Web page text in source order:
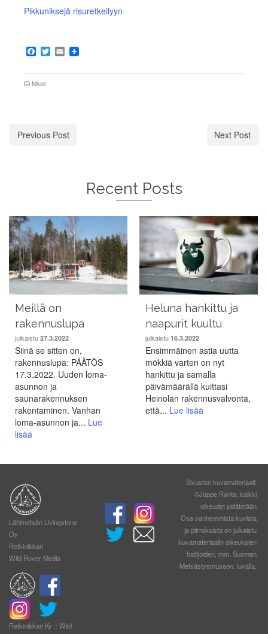
Pikkuniksejä risuretkeilyyn
Facebook
Twitter
Email
Niksit
Previous Post Next Post
Recent Posts
Meillä on
rakennuslupa
julkaistu 27.3.2022
Siinä se sitten on,
rakennuslupa: PÄÄTÖS
17.3.2022. Uuden loma-
asunnon ja
saunarakennuksen
rakentaminen. Vanhan
loma-asunnon ja... Lue
lisää
Heluna hankittu ja
naapurit kuultu
julkaistu 16.3.2022
Ensimmäinen astia uutta
mökkiä varten on nyt
hankittu ja samalla
päivämäärällä kuittasi
Heinolan rakennusvalvonta,
että... Lue lisää
Lähimetsän Livingstone
Oy
Retkinikkari
Wild Rover Media
Sivuston kuvamateriaali:
©Joppe Ranta, kaikki
oikeudet pidätetään
Osa vanhemmista kuvista
ja piirroksista on julkaistu
kuvamateriaalin oikeuksien
haltijoiden, mm. Suomen
Metsästysmuseon, luvalla.
Retkinikkari Ky :: Wild